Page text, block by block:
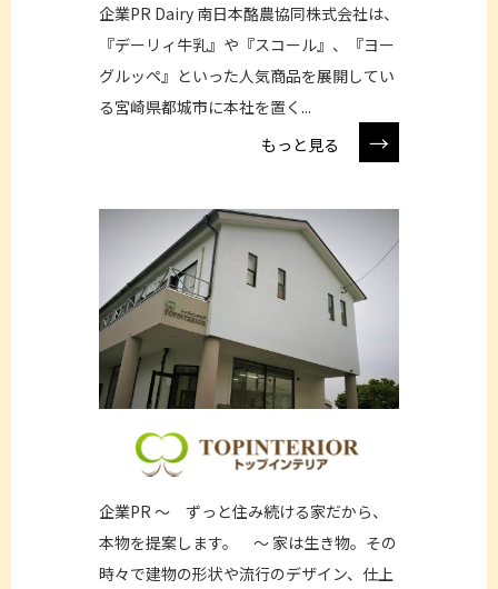
企業PR Dairy 南日本酪農協同株式会社は、
『デーリィ牛乳』や『スコール』、『ヨー
グルッペ』といった人気商品を展開してい
る宮崎県都城市に本社を置く...
もっと見る
→
企業PR ～ ずっと住み続ける家だから、
本物を提案します。 ～ 家は生き物。その
時々で建物の形状や流行のデザイン、仕上